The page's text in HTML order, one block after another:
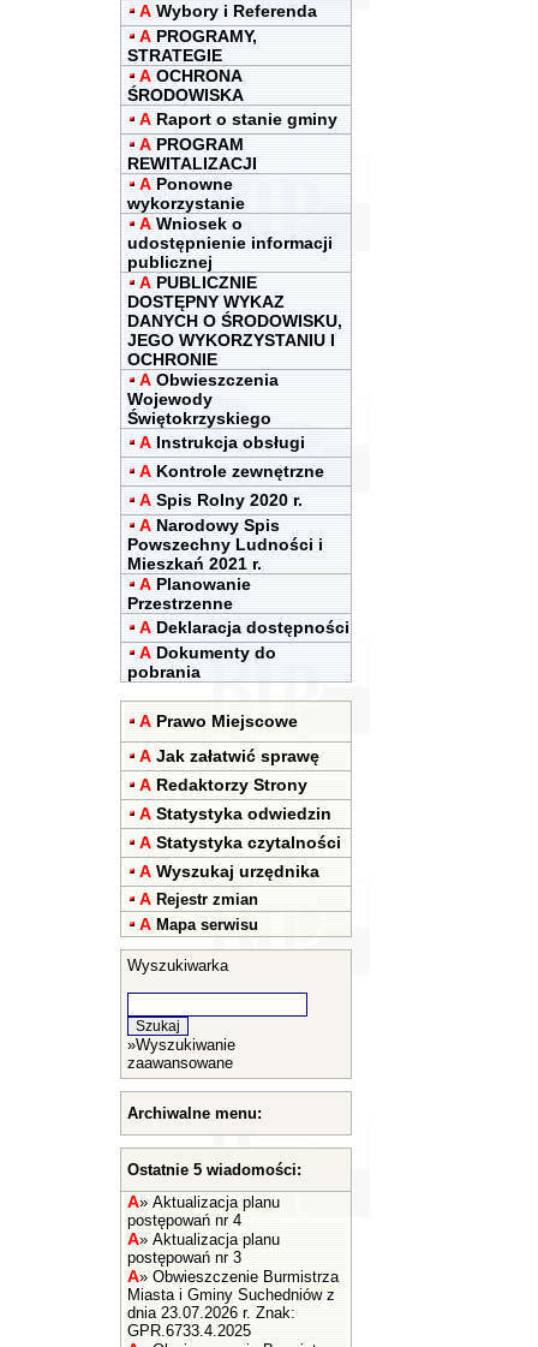
A Wybory i Referenda
A PROGRAMY,
STRATEGIE
A OCHRONA
ŚRODOWISKA
A Raport o stanie gminy
A PROGRAM
REWITALIZACJI
A Ponowne
wykorzystanie
A Wniosek o
udostępnienie informacji
publicznej
A PUBLICZNIE
DOSTĘPNY WYKAZ
DANYCH O ŚRODOWISKU,
JEGO WYKORZYSTANIU I
OCHRONIE
A Obwieszczenia
Wojewody
Świętokrzyskiego
A Instrukcja obsługi
A Kontrole zewnętrzne
A Spis Rolny 2020 r.
A Narodowy Spis
Powszechny Ludności i
Mieszkań 2021 r.
A Planowanie
Przestrzenne
A Deklaracja dostępności
A Dokumenty do
pobrania
A Prawo Miejscowe
A Jak załatwić sprawę
A Redaktorzy Strony
A Statystyka odwiedzin
A Statystyka czytalności
A Wyszukaj urzędnika
A Rejestr zmian
A Mapa serwisu
Wyszukiwarka
»Wyszukiwanie
zaawansowane
Archiwalne menu:
Ostatnie 5 wiadomości:
A» Aktualizacja planu
postępowań nr 4
A» Aktualizacja planu
postępowań nr 3
A» Obwieszczenie Burmistrza
Miasta i Gminy Suchedniów z
dnia 23.07.2026 r. Znak:
GPR.6733.4.2025